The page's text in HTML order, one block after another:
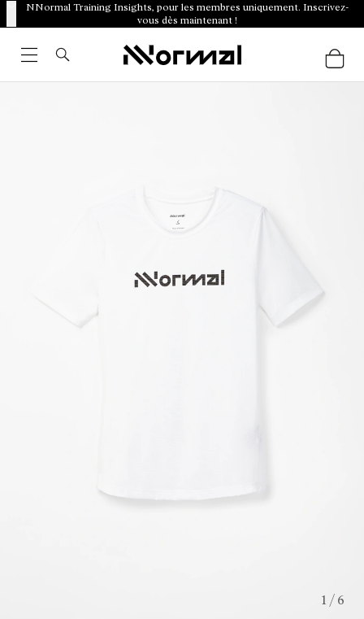
NNormal Training Insights, pour les membres uniquement. Inscrivez-
vous dès maintenant !
1 / 6